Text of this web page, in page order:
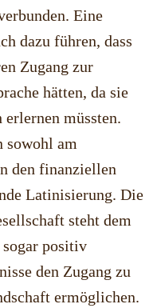
Eine
dazu führen, dass
Zugang zur
hätten, da sie
müssten.
sowohl am
den finanziellen
Latinisierung. Die
steht dem
sogar positiv
den Zugang zu
ermöglichen.